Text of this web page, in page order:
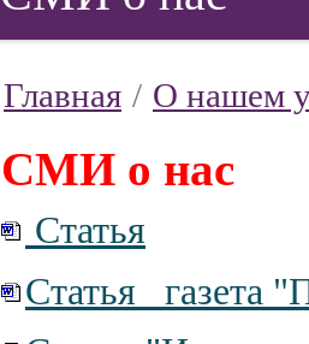
Главная / О нашем
СМИ о нас
Статья
Статья газета